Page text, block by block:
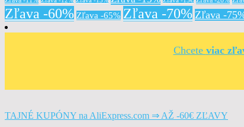
Zľava -60% Zľava -65% Zľava -70% Zľava -
Chcete viac
TAJNÉ KUPÓNY na AliExpress.com ⇒ AŽ -60€ ZĽAVY